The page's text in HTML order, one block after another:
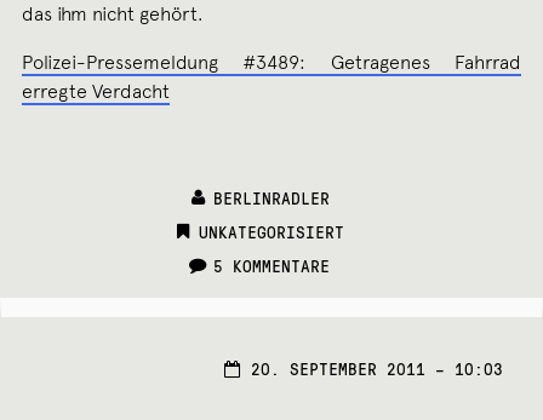
das ihm nicht gehört.
Polizei-Pressemeldung #3489: Getragenes Fahrrad
erregte Verdacht
BERLINRADLER
CATEGORIES:
UNKATEGORISIERT
5 KOMMENTARE
20. SEPTEMBER 2011 – 10:03